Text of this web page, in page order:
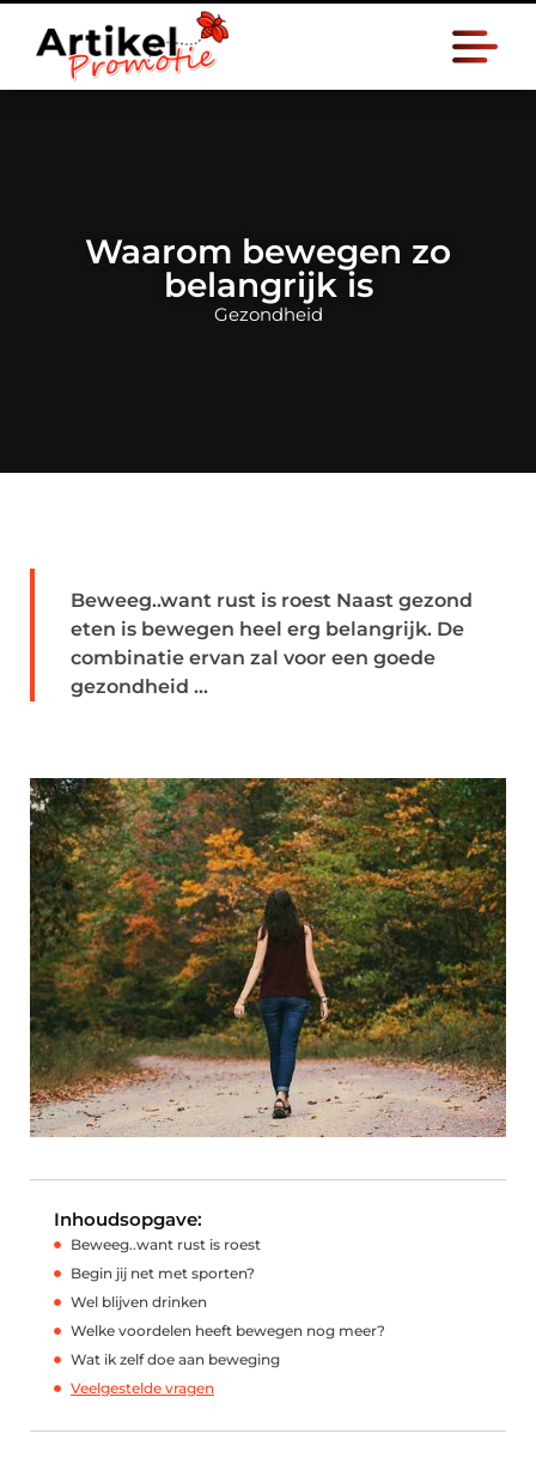
Waarom bewegen zo
belangrijk is
Gezondheid
Beweeg..want rust is roest Naast gezond
eten is bewegen heel erg belangrijk. De
combinatie ervan zal voor een goede
gezondheid ...
Inhoudsopgave:
Beweeg..want rust is roest
Begin jij net met sporten?
Wel blijven drinken
Welke voordelen heeft bewegen nog meer?
Wat ik zelf doe aan beweging
Veelgestelde vragen